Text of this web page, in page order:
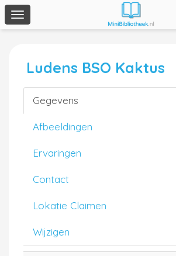
Toggle
navigation
Ludens BSO Kaktus
Gegevens
Afbeeldingen
Ervaringen
Contact
Lokatie Claimen
Wijzigen